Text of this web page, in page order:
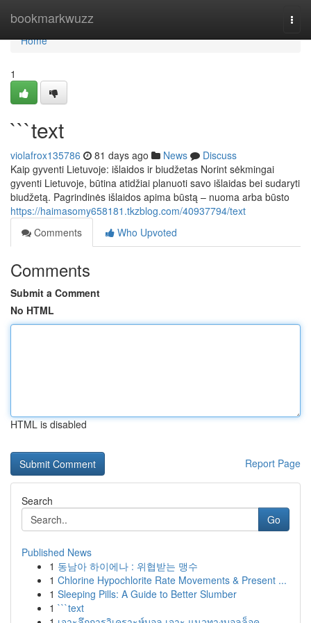
bookmarkwuzz
Home
Home
1
```text
violafrox135786 81 days ago News
Discuss
Kaip gyventi Lietuvoje: išlaidos ir biudžetas Norint sėkmingai
gyventi Lietuvoje, būtina atidžiai planuoti savo išlaidas bei sudaryti
biudžetą. Pagrindinės išlaidos apima būstą – nuoma arba būsto
https://haimasomy658181.tkzblog.com/40937794/text
Comments
Who Upvoted
Comments
Submit a Comment
No HTML
HTML is disabled
Report Page
Search
Go
Published News
1 동남아 하이에나 : 위협받는 맹수
1 Chlorine Hypochlorite Rate Movements & Present ...
1 Sleeping Pills: A Guide to Better Slumber
1 ```text